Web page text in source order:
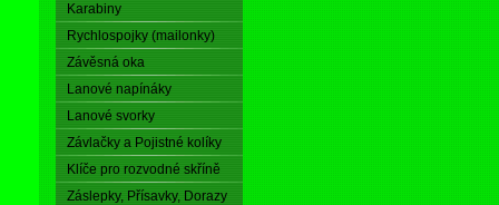
Karabiny
Rychlospojky (mailonky)
Závěsná oka
Lanové napínáky
Lanové svorky
Závlačky a Pojistné kolíky
Klíče pro rozvodné skříně
Záslepky, Přísavky, Dorazy